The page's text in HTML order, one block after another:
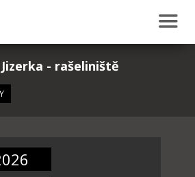
Jizerka - rašeliniště